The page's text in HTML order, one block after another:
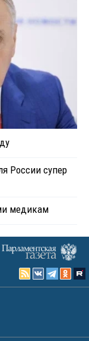
России супер
медикам